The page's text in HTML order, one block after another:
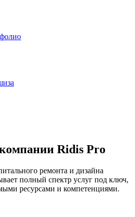
Ridis Pro
ремонта и дизайна
полный спектр услуг под ключ,
ресурсами и компетенциями.